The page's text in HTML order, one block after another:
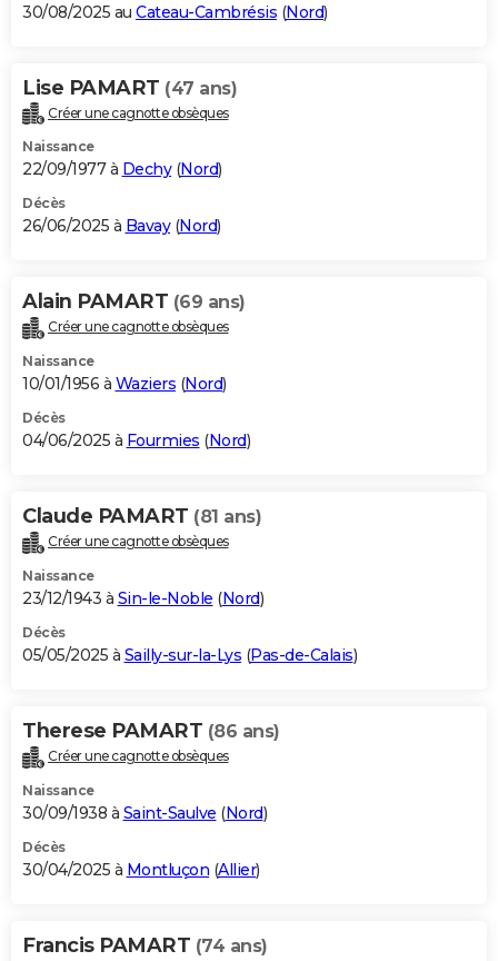
30/08/2025 au Cateau-Cambrésis (Nord)
Lise PAMART (47 ans)
Créer une cagnotte obsèques
Naissance
22/09/1977 à Dechy(Nord)
Décès
26/06/2025 à Bavay(Nord)
Alain PAMART (69 ans)
Créer une cagnotte obsèques
Naissance
10/01/1956 à Waziers (Nord)
Décès
04/06/2025 à Fourmies (Nord)
Claude PAMART (81 ans)
Créer une cagnotte obsèques
Naissance
23/12/1943 à Sin-le-Noble (Nord)
Décès
05/05/2025 à Sailly-sur-la-Lys (Pas-de-Calais)
Therese PAMART (86 ans)
Créer une cagnotte obsèques
Naissance
30/09/1938 à Saint-Saulve (Nord)
Décès
30/04/2025 à Montluçon (Allier)
Francis PAMART (74 ans)